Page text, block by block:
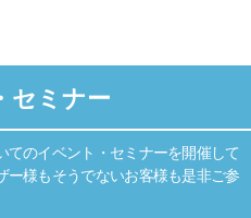
セミナー
のイベント・セミナーを開催して
ー様もそうでないお客様も是非ご参